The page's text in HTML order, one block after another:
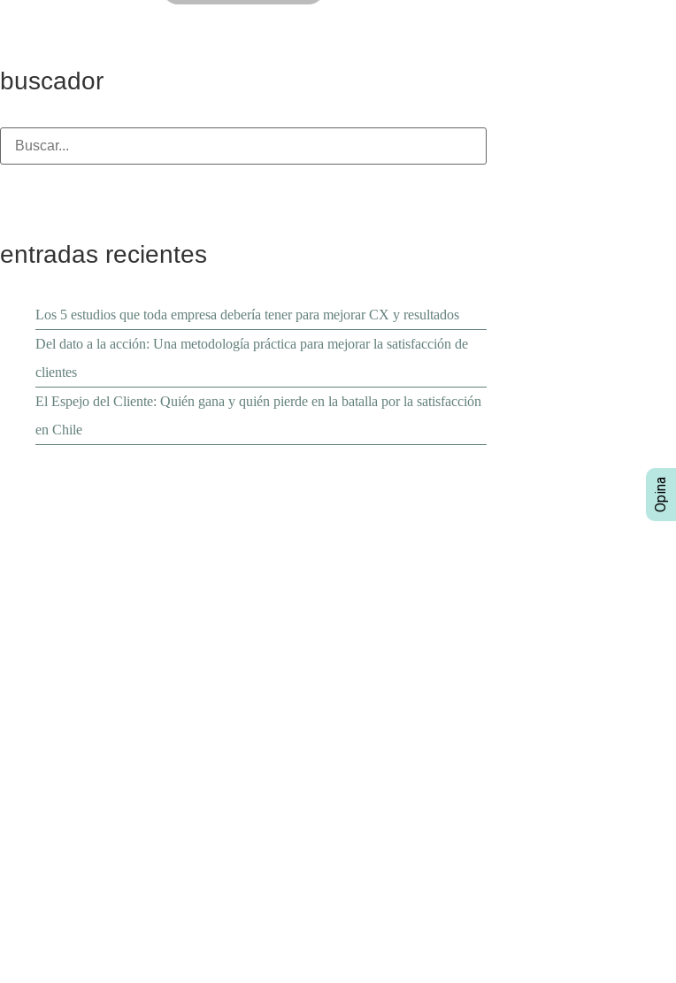
buscador
entradas recientes
Los 5 estudios que toda empresa debería tener para mejorar CX y resultados
Del dato a la acción: Una metodología práctica para mejorar la satisfacción de
clientes
El Espejo del Cliente: Quién gana y quién pierde en la batalla por la satisfacción
en Chile